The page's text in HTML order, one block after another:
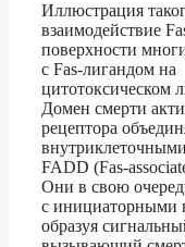
Иллюстрация
взаимодействие
поверхности
с Fas-лигандом на
цитотоксическом
Домен смерти
рецептора
FADD (Fas-
Они в свою
с инициаторными
образуя